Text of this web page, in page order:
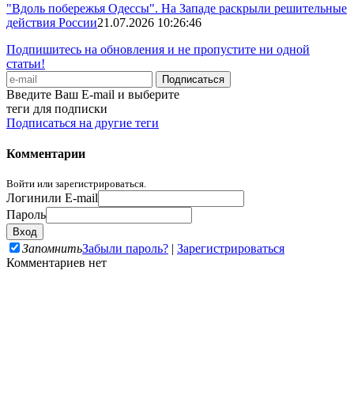
"Вдоль побережья Одессы". На Западе раскрыли решительные
действия России21.07.2026 10:26:46
Подпишитесь на обновления и не пропустите ни одной
статьи!
Введите Ваш E-mail и выберите
теги для подписки
Подписаться на другие теги
Комментарии
Войти или зарегистрироваться.
Логинили E-mail
Пароль
ЗапомнитьЗабыли пароль? | Зарегистрироваться
Комментариев нет